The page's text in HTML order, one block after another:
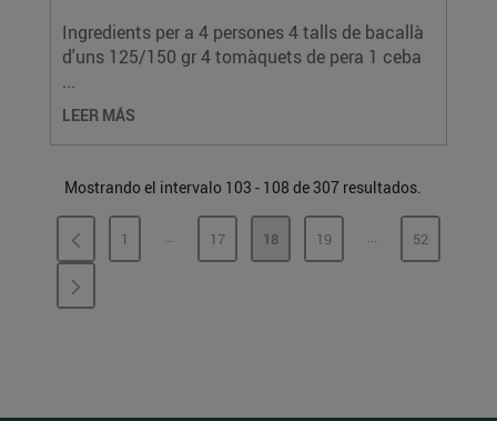
Ingredients per a 4 persones 4 talls de bacallà
d'uns 125/150 gr 4 tomàquets de pera 1 ceba
...
LEER MÁS
Mostrando el intervalo 103 - 108 de 307 resultados.
PÁGINA
1 ...PÁGINAS INTERMEDIAS
PÁGINA
17 PÁGINA
18 PÁGINA
19 ...PÁGINASPÁGINA
52